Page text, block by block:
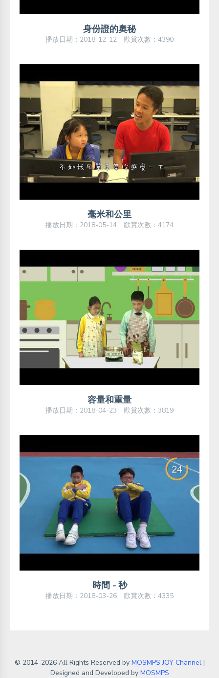
身份證的奧秘
播放日期：2018-12-12 歡賞次數：4390
毫米和公里
播放日期：2018-05-14 歡賞次數：4174
容量和重量
播放日期：2018-04-23 歡賞次數：3819
時間 - 秒
播放日期：2018-03-26 歡賞次數：4335
© 2014-2026 All Rights Reserved by MOSMPS JOY Channel|
Designed and Developed by MOSMPS